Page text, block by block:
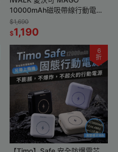
10000mAh磁吸帶線行動電源
(MXB010)有標Wh/Qi2認證/快
充30W
$1,690
$1,190
6
折